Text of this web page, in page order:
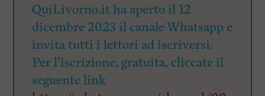
QuiLivorno.it ha aperto il 12
dicembre 2023 il canale Whatsapp e
invita tutti i lettori ad iscriversi.
Per l’iscrizione, gratuita, cliccate il
seguente link